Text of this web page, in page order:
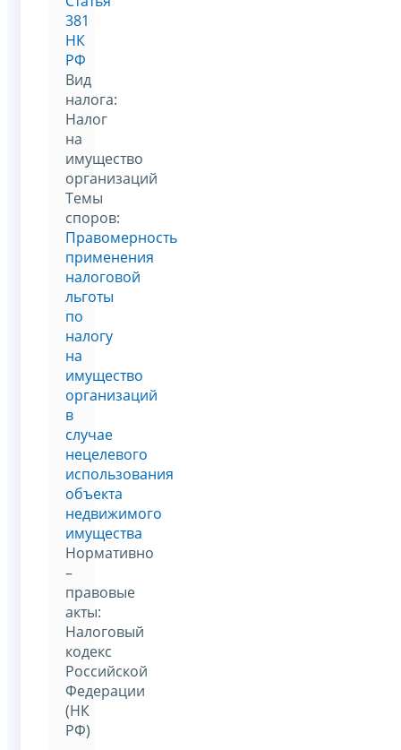
381
НК
РФ
Вид
налога:
Налог
на
имущество
организаций
Темы
споров:
Правомерность
применения
налоговой
льготы
по
налогу
на
имущество
организаций
в
случае
нецелевого
использования
объекта
недвижимого
имущества
Нормативно
–
правовые
акты:
Налоговый
кодекс
Российской
Федерации
(НК
РФ)